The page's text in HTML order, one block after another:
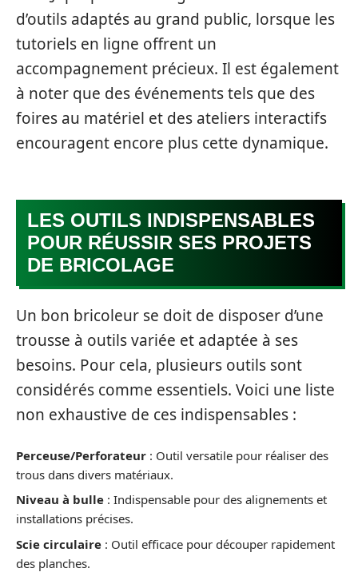
d’outils adaptés au grand public, lorsque les
tutoriels en ligne offrent un
accompagnement précieux. Il est également
à noter que des événements tels que des
foires au matériel et des ateliers interactifs
encouragent encore plus cette dynamique.
LES OUTILS INDISPENSABLES
POUR RÉUSSIR SES PROJETS
DE BRICOLAGE
Un bon bricoleur se doit de disposer d’une
trousse à outils variée et adaptée à ses
besoins. Pour cela, plusieurs outils sont
considérés comme essentiels. Voici une liste
non exhaustive de ces indispensables :
Perceuse/Perforateur : Outil versatile pour réaliser des
trous dans divers matériaux.
Niveau à bulle : Indispensable pour des alignements et
installations précises.
Scie circulaire : Outil efficace pour découper rapidement
des planches.